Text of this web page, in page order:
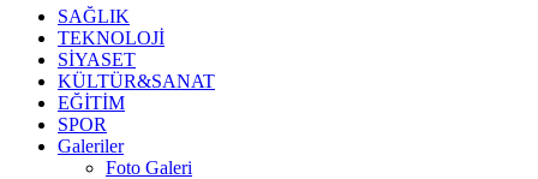
SAĞLIK
TEKNOLOJİ
SİYASET
KÜLTÜR&SANAT
EĞİTİM
SPOR
Galeriler
Foto Galeri